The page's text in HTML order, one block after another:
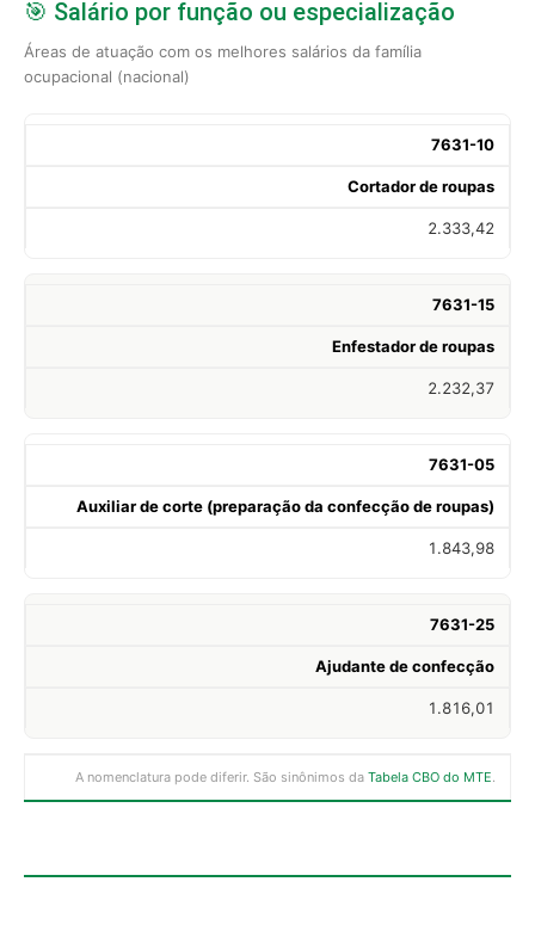
🎯 Salário por função ou especialização
Áreas de atuação com os melhores salários da família
ocupacional (nacional)
7631-10
Cortador de roupas
2.333,42
7631-15
Enfestador de roupas
2.232,37
7631-05
Auxiliar de corte (preparação da confecção de roupas)
1.843,98
7631-25
Ajudante de confecção
1.816,01
A nomenclatura pode diferir. São sinônimos da Tabela CBO do MTE.